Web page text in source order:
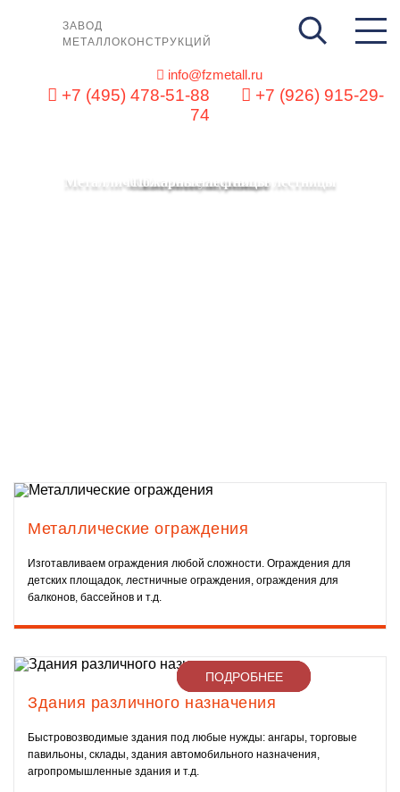
ЗАВОД
МЕТАЛЛОКОНСТРУКЦИЙ
info@fzmetall.ru
+7 (495) 478-51-88
+7 (926) 915-29-
74
Изготовление навесов
ПОДРОБНЕЕ
Металлические эвакуационные лестницы
ПОДРОБНЕЕ
Плазменная резка
ПОДРОБНЕЕ
Пожарные лестницы
ПОДРОБНЕЕ
Металлические ограждения
Изготавливаем ограждения любой сложности. Ограждения для
детских площадок, лестничные ограждения, ограждения для
балконов, бассейнов и т.д.
Здания различного назначения
Быстровозводимые здания под любые нужды: ангары, торговые
павильоны, склады, здания автомобильного назначения,
агропромышленные здания и т.д.